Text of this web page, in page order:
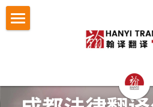
法律翻译
认证与宣誓翻译